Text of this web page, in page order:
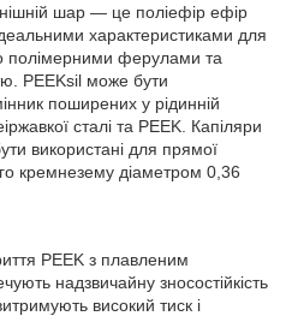
шар — це поліефір ефір
характеристиками для
полімерними ферулами та
PEEKsil може бути
поширених у рідинній
сталі та PEEK. Капіляри
використані для прямої
кремнезему діаметром 0,36
PEEK з плавленим
надзвичайну зносостійкість
високий тиск і